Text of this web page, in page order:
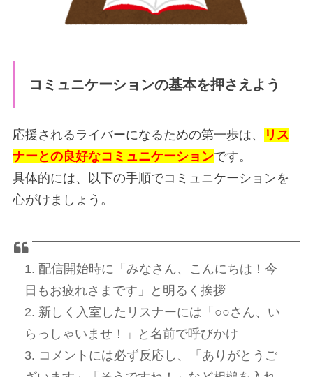
コミュニケーションの基本を押さえよう
応援されるライバーになるための第一歩は、
リス
ナーとの良好なコミュニケーションです。
具体的には、以下の手順でコミュニケーションを
心がけましょう。
1. 配信開始時に「みなさん、こんにちは！今
日もお疲れさまです」と明るく挨拶
2. 新しく入室したリスナーには「○○さん、い
らっしゃいませ！」と名前で呼びかけ
3. コメントには必ず反応し、「ありがとうご